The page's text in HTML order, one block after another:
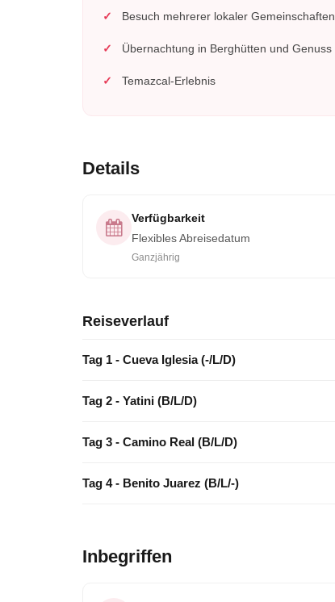
Besuch mehrerer lokaler Gemeinschaften
Übernachtung in Berghütten und
Temazcal-Erlebnis
Details
Verfügbarkeit
Flexibles Abreisedatum
Ganzjährig
Reiseverlauf
Tag 1 - Cueva Iglesia (-/L/D)
Tag 2 - Yatini (B/L/D)
Tag 3 - Camino Real (B/L/D)
Tag 4 - Benito Juarez (B/L/-)
Inbegriffen